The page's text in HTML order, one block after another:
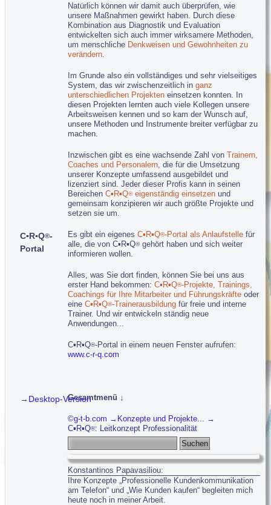
Coaching...
C▪R▪Q®Nachfolge Prozessbegleitung
Tipps für Vorträge und Veranstaltungen...
Professionalität aktiv entwickeln
g-t-b-Nichtrauchertag: Diesmal gilt's
Nehmen Sie sich Zuckerfrei!
g-t-b-Kontakt 0651 99 90 900
g-t-b-Anfrageformular
Datenschutz/Haftung
E-Mail an Webmaster
www.c-r-q.com
Natürlich können wir damit auch überprüfen, wie
unsere Maßnahmen gewirkt haben. Durch diese
Kombination aus Diagnostik und Evaluation
entwickelten sich auch immer wirksamere Methoden,
um menschliche Denkweisen und Gewohnheiten zu
verändern
Im Grunde also ein vollständiges und sehr vielseitiges
System, das wir zwischenzeitlich inganz
unterschiedlichen Projekten einsetzen konnten. In
diesen Projekten lernten auch viele Kollegen unsere
Arbeitsweisen kennen und so kam der Wunsch auf,
unsere Methoden und Instrumente breiter verfügbar zu
machen.
Inzwischen gibt es eine wachsende Zahl vonTrainern,
Coaches und Personalern , die für die Umsetzung
unserer Konzepte umfassend ausgebildet und
lizenziert sind. Jeder dieser Profis kann in seinen
BereichenC▪R▪Q®eigenständig einsetzen und
gemeinsam konzipieren wir auch größte Projekte und
setzen sie um.
C▪R▪Q®-
Portal
Es gibt ein eigenesC▪R▪Q®-Portal als Anlaufstelle für
alle, die von C▪R▪Q®gehört haben und sich weiter
informieren wollen.
Alles, was Sie dort finden, können Sie bei uns aus
erster Hand bekommen:C▪R▪Q®-Projekte, Trainings,
Coachings für Ihre Mitarbeiter und Führungskräfte oder
eineC▪R▪Q®-Trainerausbildung für freie und interne
Trainer. Und wir entwickeln ständig neue
Anwendungen...
C▪R▪Q®-Portal in einem neuen Fenster aufrufen:
www.c-r-q.com
→ Desktop-VersionGesamtmenü ↓
Navigation überspringen
g-t-b: gestalten - trainieren - beraten
Konzepte und Projekte...
C▪R▪Q®: Leitkonzept Professionalität
Service-Dienstleister: Neuausrichtung
Finanzdienstleister: Kundenkommunikation
Rettungsdienst: Train the Trainer
Stadtverwaltung: Organisationsentwicklung
g-t-b.com
Konzepte und Projekte...
C▪R▪Q®: Leitkonzept Professionalität
Suchbegriffe
Konstantinos Papavasiliou:
Ihre Konzepte „Professionelle Kundenkommunikation
am Telefon“ und „Wie Kunden kaufen“ begleiten mich
heute noch in meiner Arbeit.